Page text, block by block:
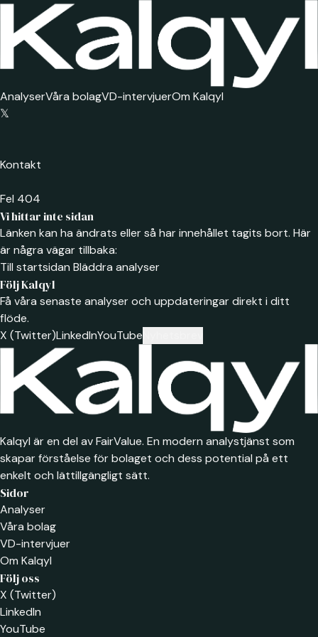
AnalyserVåra bolagVD-intervjuerOm Kalqyl
𝕏
Kontakt
Fel 404
Vi hittar inte sidan
Länken kan ha ändrats eller så har innehållet tagits bort. Här
är några vägar tillbaka:
Till startsidan Bläddra analyser
Följ Kalqyl
Få våra senaste analyser och uppdateringar direkt i ditt
flöde.
X (Twitter)LinkedInYouTube
Kalqyl är en del av FairValue. En modern analystjänst som
skapar förståelse för bolaget och dess potential på ett
enkelt och lättillgängligt sätt.
Sidor
Analyser
Våra bolag
VD-intervjuer
Om Kalqyl
Följ oss
X (Twitter)
LinkedIn
YouTube